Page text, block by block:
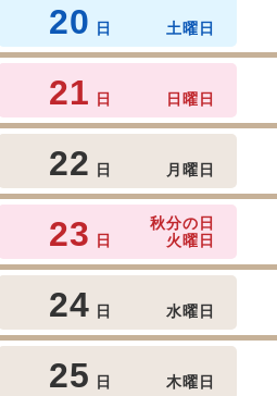
20 日 土曜日
21 日 日曜日
22 日 月曜日
23 日
秋分の日
火曜日
24 日 水曜日
25 日 木曜日